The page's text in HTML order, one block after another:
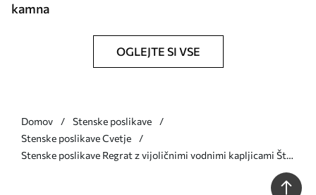
kamna
OGLEJTE SI VSE
Domov
Stenske poslikave
Stenske poslikave Cvetje
Stenske poslikave Regrat z vijoličnimi vodnimi kapljicami Št.